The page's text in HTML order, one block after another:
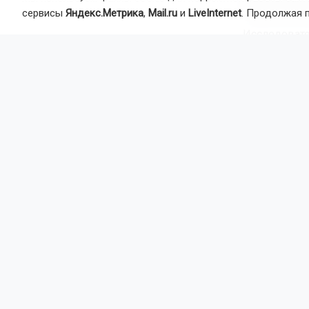
Основные
сервисы Яндекс.Метрика, Mail.ru и LiveInternet. Продолжая